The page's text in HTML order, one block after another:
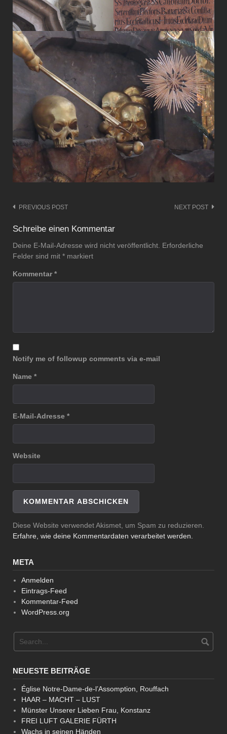
Post
PREVIOUS POST NEXT POST
Schreibe einen Kommentar
Deine E-Mail-Adresse wird nicht veröffentlicht. Erforderliche
Felder sind mit * markiert
Kommentar *
Notify me of followup comments via e-mail
Name *
E-Mail-Adresse *
Website
Diese Website verwendet Akismet, um Spam zu reduzieren.
Erfahre, wie deine Kommentardaten verarbeitet werden.
META
Anmelden
Eintrags-Feed
Kommentar-Feed
WordPress.org
NEUESTE BEITRÄGE
Église Notre-Dame-de-l’Assomption, Rouffach
HAAR – MACHT – LUST
Münster Unserer Lieben Frau, Konstanz
FREI LUFT GALERIE FÜRTH
Wachs in seinen Händen